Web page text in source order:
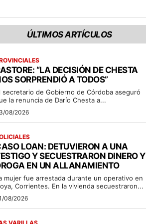
ÚLTIMOS ARTÍCULOS
“LA DECISIÓN DE CHESTA
SORPRENDIÓ A TODOS”
secretario de Gobierno de Córdoba aseguró
la renuncia de Darío Chesta a...
08/2026
LOAN: DETUVIERON A UNA
Y SECUESTRARON DINERO Y
EN UN ALLANAMIENTO
mujer fue arrestada durante un operativo en
Corrientes. En la vivienda secuestraron...
08/2026